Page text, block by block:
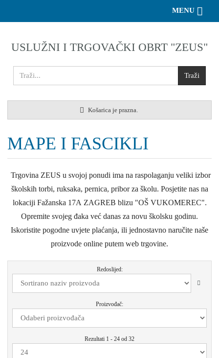
USLUŽNI I TRGOVAČKI OBRT "ZEUS"
Košarica je prazna.
MENU
MAPE I FASCIKLI
Trgovina ZEUS u svojoj ponudi ima na raspolaganju veliki izbor
školskih torbi, ruksaka, pernica, pribor za školu. Posjetite nas na
lokaciji Fažanska 17A ZAGREB blizu "OŠ VUKOMEREC".
Opremite svojeg đaka već danas za novu školsku godinu.
Iskoristite pogodne uvjete plaćanja, ili jednostavno naručite naše
proizvode online putem web trgovine.
Redoslijed:
Proizvođač:
Rezultati 1 - 24 od 32